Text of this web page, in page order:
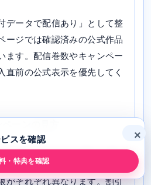
データで配信あり」として整
ージでは確認済みの公式作品
ます。配信巻数やキャンペー
直前の公式表示を優先してく
ーンの見方
ト還元、レビュー投稿、曜日
割引などは、対象作品、割引
がそれぞれ異なります。割引
スを確認
・特典を確認
×